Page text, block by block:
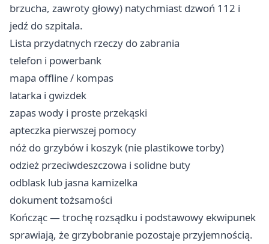
brzucha, zawroty głowy) natychmiast dzwoń 112 i
jedź do szpitala.
Lista przydatnych rzeczy do zabrania
telefon i powerbank
mapa offline / kompas
latarka i gwizdek
zapas wody i proste przekąski
apteczka pierwszej pomocy
nóż do grzybów i koszyk (nie plastikowe torby)
odzież przeciwdeszczowa i solidne buty
odblask lub jasna kamizelka
dokument tożsamości
Kończąc — trochę rozsądku i podstawowy ekwipunek
sprawiają, że grzybobranie pozostaje przyjemnością.